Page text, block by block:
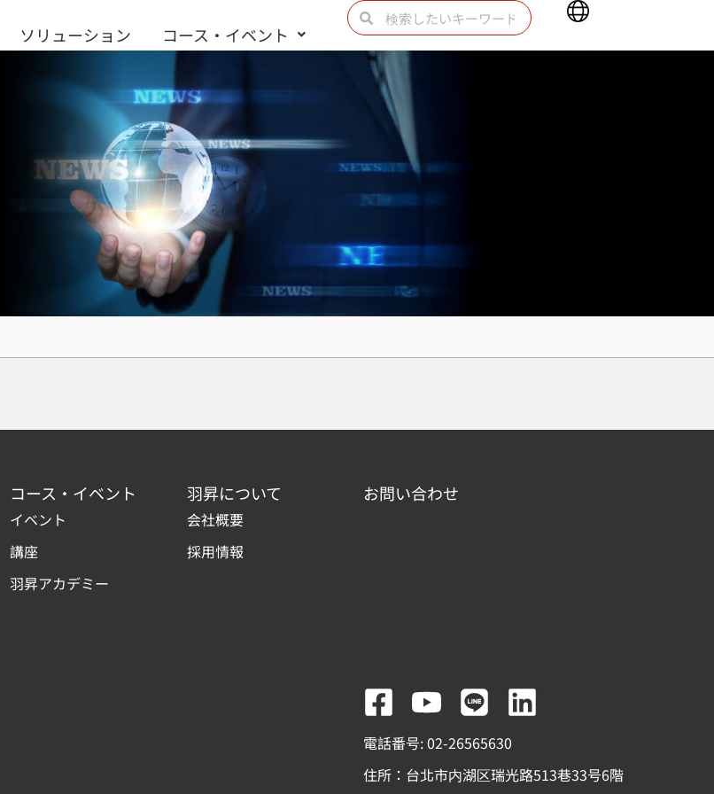
ソリューション コース・イベント
検
索 索
Main
Menu
コース・イベント
イベント
講座
羽昇アカデミー
羽昇について
会社概要
採用情報
お問い合わせ
F
a
c
Y
o
u
L
i
n
L
n
電話番号: 02-26565630
住所：台北市内湖区瑞光路513巷33号6階